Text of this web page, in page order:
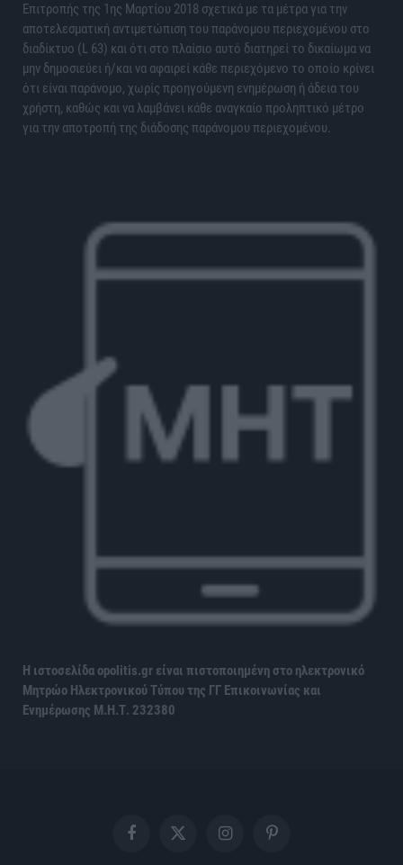
Επιτροπής της 1ης Μαρτίου 2018 σχετικά με τα μέτρα για την
αποτελεσματική αντιμετώπιση του παράνομου περιεχομένου στο
διαδίκτυο (L 63) και ότι στο πλαίσιο αυτό διατηρεί το δικαίωμα να
μην δημοσιεύει ή/και να αφαιρεί κάθε περιεχόμενο το οποίο κρίνει
ότι είναι παράνομο, χωρίς προηγούμενη ενημέρωση ή άδεια του
χρήστη, καθώς και να λαμβάνει κάθε αναγκαίο προληπτικό μέτρο
για την αποτροπή της διάδοσης παράνομου περιεχομένου.
Η ιστοσελίδα opolitis.gr είναι πιστοποιημένη στο ηλεκτρονικό
Μητρώο Ηλεκτρονικού Τύπου της ΓΓ Επικοινωνίας και
Ενημέρωσης Μ.Η.Τ. 232380
FacebookX
InstagramPinterest